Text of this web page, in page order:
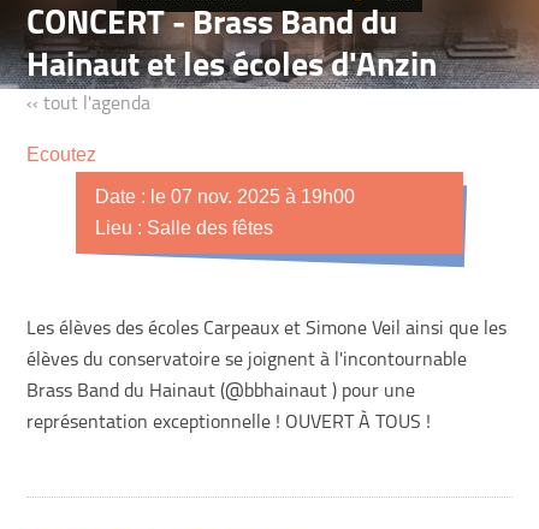
CONCERT - Brass Band du
Hainaut et les écoles d'Anzin
‹‹ tout l'agenda
Ecoutez
Date : le 07 nov. 2025 à 19h00
Lieu : Salle des fêtes
Les élèves des écoles Carpeaux et Simone Veil ainsi que les
élèves du conservatoire se joignent à l'incontournable
Brass Band du Hainaut (@bbhainaut ) pour une
représentation exceptionnelle ! OUVERT À TOUS !